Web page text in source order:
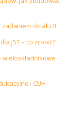
działu IT
JST – co zrobić?
i CUH